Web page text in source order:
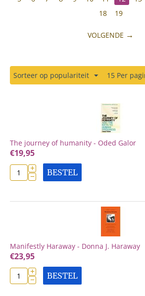
18
19
VOLGENDE
Sorteer op populariteit 15 Per
The journey of humanity - Oded Galor
€19,95
+
− BESTEL
Manifestly Haraway - Donna J. Haraway
€23,95
+
− BESTEL